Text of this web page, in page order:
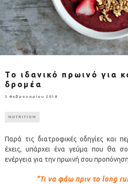
Το ιδανικό πρωινό για
δρομέα
5 Φεβρουαρίου 2018
NUTRITION
Παρά τις διατροφικές οδηγίες και
έχεις, υπάρχει ένα γεύμα που θα
ενέργεια για την πρωινή σου
“Τι να φάω πριν το long